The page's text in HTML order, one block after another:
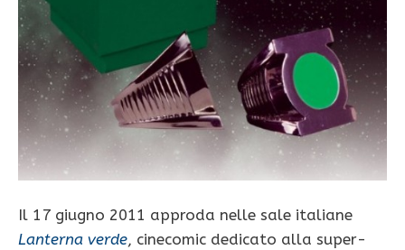
Il 17 giugno 2011 approda nelle sale italiane
Lanterna verde, cinecomic dedicato alla super-